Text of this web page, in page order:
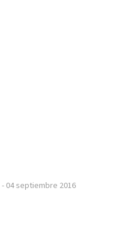
- 04 septiembre 2016